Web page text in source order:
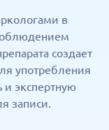
в
создает
употребления
и экспертную
записи.